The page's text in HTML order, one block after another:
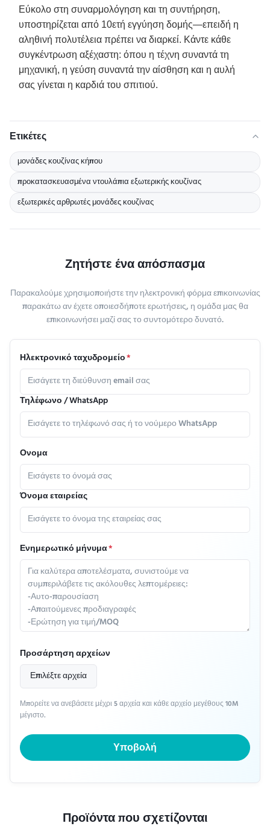
Εύκολο στη συναρμολόγηση και τη συντήρηση,
υποστηρίζεται από 10ετή εγγύηση δομής—επειδή η
αληθινή πολυτέλεια πρέπει να διαρκεί. Κάντε κάθε
συγκέντρωση αξέχαστη: όπου η τέχνη συναντά τη
μηχανική, η γεύση συναντά την αίσθηση και η αυλή
σας γίνεται η καρδιά του σπιτιού.
Ετικέτες
μονάδες κουζίνας κήπου
προκατασκευασμένα ντουλάπια εξωτερικής κουζίνας
εξωτερικές αρθρωτές μονάδες κουζίνας
Ζητήστε ένα απόσπασμα
Παρακαλούμε χρησιμοποιήστε την ηλεκτρονική φόρμα επικοινωνίας
παρακάτω αν έχετε οποιεσδήποτε ερωτήσεις, η ομάδα μας θα
επικοινωνήσει μαζί σας το συντομότερο δυνατό.
Ηλεκτρονικό ταχυδρομείο*
Τηλέφωνο / WhatsApp
Ονομα
Όνομα εταιρείας
Ενημερωτικό μήνυμα*
Προσάρτηση αρχείων
Επιλέξτε αρχεία
Μπορείτε να ανεβάσετε μέχρι 5 αρχεία και κάθε αρχείο μεγέθους 10M
μέγιστο.
Υποβολή
Προϊόντα που σχετίζονται